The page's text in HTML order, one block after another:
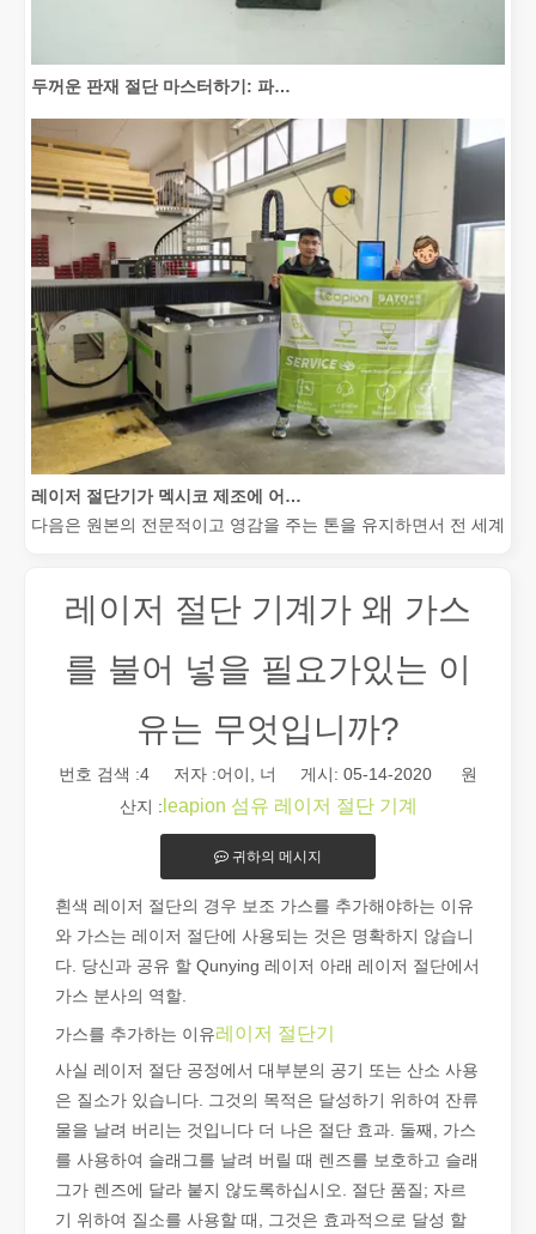
2026 가이드: 파이버 레이저 튜브 절단기가 파이프 제조를 혁신하는 방법
2026 가이드: 파이버 레이저 튜브 절단기가 파이프 제조를 혁신하
레이저 절단 기계가 왜 가스
를 불어 넣을 필요가있는 이
유는 무엇입니까?
번호 검색 :4 저자 :어이, 너 게시: 05-14-2020 원
산지 : leapion 섬유 레이저 절단 기계
귀하의 메시지
흰색 레이저 절단의 경우 보조 가스를 추가해야하는 이유
와 가스는 레이저 절단에 사용되는 것은 명확하지 않습니
다. 당신과 공유 할 Qunying 레이저 아래 레이저 절단에서
가스 분사의 역할.
가스를 추가하는 이유레이저 절단기
사실 레이저 절단 공정에서 대부분의 공기 또는 산소 사용
은 질소가 있습니다. 그것의 목적은 달성하기 위하여 잔류
물을 날려 버리는 것입니다 더 나은 절단 효과. 둘째, 가스
를 사용하여 슬래그를 날려 버릴 때 렌즈를 보호하고 슬래
그가 렌즈에 달라 붙지 않도록하십시오. 절단 품질; 자르
기 위하여 질소를 사용할 때, 그것은 효과적으로 달성 할